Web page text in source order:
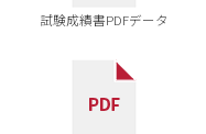
試験成績書PDFデータ